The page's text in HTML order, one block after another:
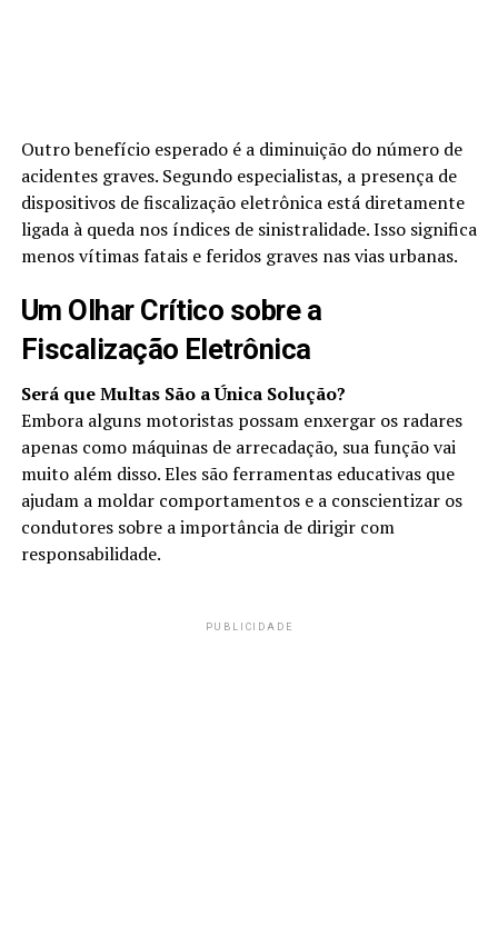
Outro benefício esperado é a diminuição do número de
acidentes graves. Segundo especialistas, a presença de
dispositivos de fiscalização eletrônica está diretamente
ligada à queda nos índices de sinistralidade. Isso significa
menos vítimas fatais e feridos graves nas vias urbanas.
Um Olhar Crítico sobre a
Fiscalização Eletrônica
Será que Multas São a Única Solução?
Embora alguns motoristas possam enxergar os radares
apenas como máquinas de arrecadação, sua função vai
muito além disso. Eles são ferramentas educativas que
ajudam a moldar comportamentos e a conscientizar os
condutores sobre a importância de dirigir com
responsabilidade.
PUBLICIDADE